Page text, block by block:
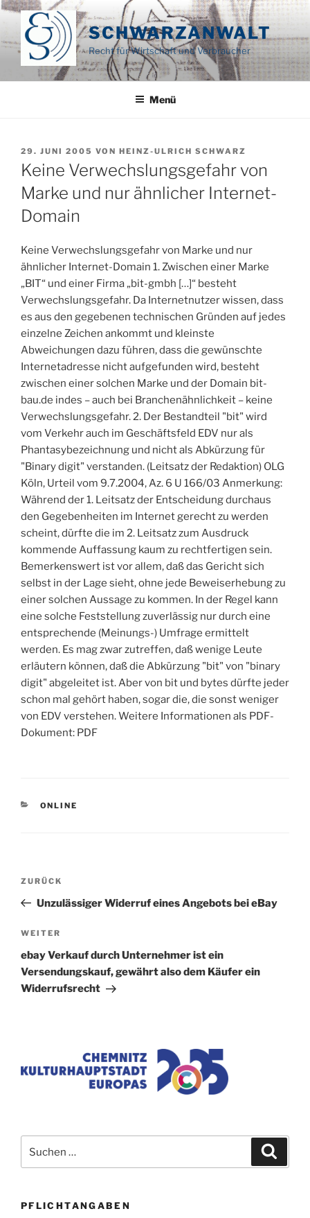
Zum
springen
SCHWARZANWALT
Recht für Wirtschaft und Verbraucher
Menü
VERÖFFENTLICHT
AM
29. JUNI 2005 VON HEINZ-ULRICH SCHWARZ
Keine Verwechslungsgefahr von
Marke und nur ähnlicher Internet-
Domain
Keine Verwechslungsgefahr von Marke und nur
ähnlicher Internet-Domain 1. Zwischen einer Marke
„BIT“ und einer Firma „bit-gmbh […]“ besteht
Verwechslungsgefahr. Da Internetnutzer wissen, dass
es aus den gegebenen technischen Gründen auf jedes
einzelne Zeichen ankommt und kleinste
Abweichungen dazu führen, dass die gewünschte
Internetadresse nicht aufgefunden wird, besteht
zwischen einer solchen Marke und der Domain bit-
bau.de indes – auch bei Branchenähnlichkeit – keine
Verwechslungsgefahr. 2. Der Bestandteil "bit" wird
vom Verkehr auch im Geschäftsfeld EDV nur als
Phantasybezeichnung und nicht als Abkürzung für
"Binary digit" verstanden. (Leitsatz der Redaktion) OLG
Köln, Urteil vom 9.7.2004, Az. 6 U 166/03 Anmerkung:
Während der 1. Leitsatz der Entscheidung durchaus
den Gegebenheiten im Internet gerecht zu werden
scheint, dürfte die im 2. Leitsatz zum Ausdruck
kommende Auffassung kaum zu rechtfertigen sein.
Bemerkenswert ist vor allem, daß das Gericht sich
selbst in der Lage sieht, ohne jede Beweiserhebung zu
einer solchen Aussage zu kommen. In der Regel kann
eine solche Feststellung zuverlässig nur durch eine
entsprechende (Meinungs-) Umfrage ermittelt
werden. Es mag zwar zutreffen, daß wenige Leute
erläutern können, daß die Abkürzung "bit" von "binary
digit" abgeleitet ist. Aber von bit und bytes dürfte jeder
schon mal gehört haben, sogar die, die sonst weniger
von EDV verstehen. Weitere Informationen als PDF-
Dokument: PDF
KATEGORIEN
ONLINE
Beitragsnavigation
Vorheriger
Beitrag
ZURÜCK
Unzulässiger Widerruf eines Angebots bei eBay
Nächster
Beitrag
WEITER
ebay Verkauf durch Unternehmer ist ein
Versendungskauf, gewährt also dem Käufer ein
Widerrufsrecht
nach:
PFLICHTANGABEN